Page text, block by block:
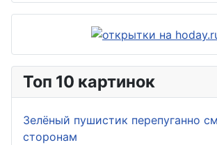
Топ 10 картинок
Зелёный пушистик перепуганно
сторонам